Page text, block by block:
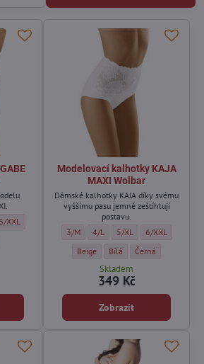
MAXI Wolbar - Velikost:
GABE MAXI Wolbar - Velikost:
kalhotky GABE MAXI Wolbar - Velikost:
Tvarovací kalhotky GABE MAXI Wolbar - Velikost:
6/XXL
GABE MAXI Wolbar - Barva:
kalhotky GABE MAXI Wolbar - Barva:
Modelovací kalhotky KAJA
MAXI Wolbar
Dámské kalhotky KAJA díky svému
vyššímu pasu jemně zeštíhlují
postavu.
Modelovací kalhotky KAJA MAXI
3/M Modelovací kalhotky KAJA
4/L Modelovací kalhotky
5/XL Modelovací
6/XXL
Modelovací kalhotky KAJA MAXI
Beige Modelovací kalhotky KAJA
Bílá Modelovací
Černá
Skladem
349 Kč
Zobrazit